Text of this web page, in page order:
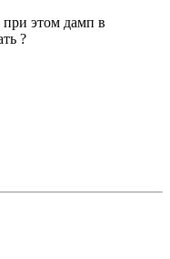
при этом дамп в
?